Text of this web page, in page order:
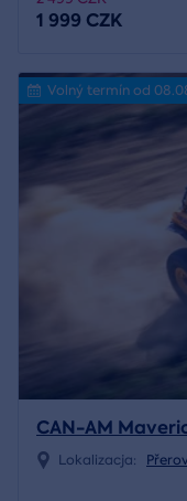
1 999 CZK
Volný termín od
CAN-AM
Lokalizacja: Přerov